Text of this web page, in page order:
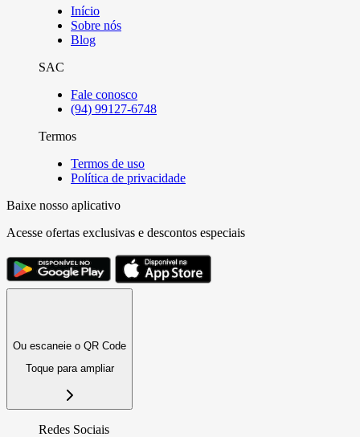
Início
Sobre nós
Blog
SAC
Fale conosco
(94) 99127-6748
Termos
Termos de uso
Política de privacidade
Baixe nosso aplicativo
Acesse ofertas exclusivas e descontos especiais
Ou escaneie o QR Code
Toque para ampliar
Redes Sociais